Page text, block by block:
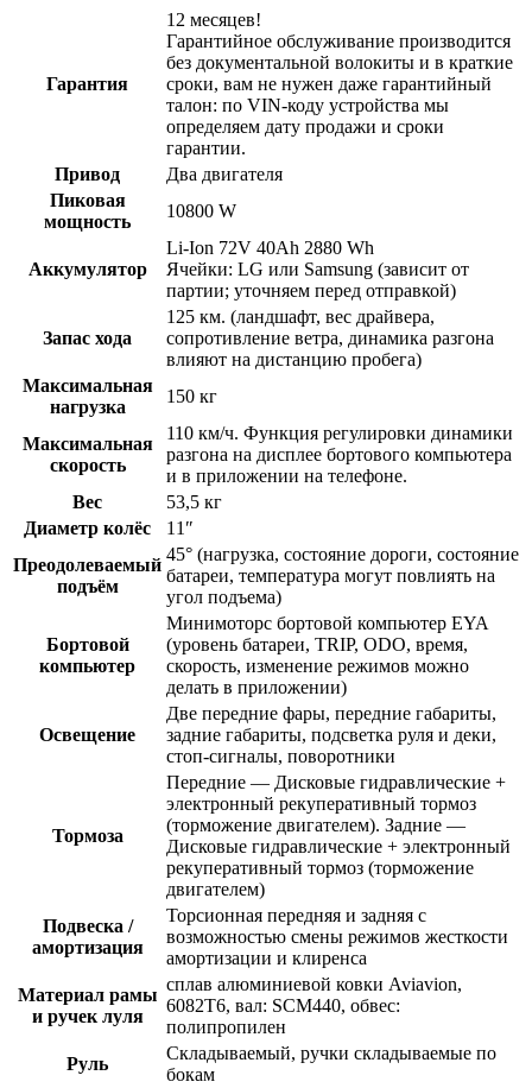
Гарантия
12 месяцев!
Гарантийное обслуживание производится
без документальной волокиты и в краткие
сроки, вам не нужен даже гарантийный
талон: по VIN-коду устройства мы
определяем дату продажи и сроки
гарантии.
Привод
Два двигателя
Пиковая
мощность
10800 W
Аккумулятор
Li-Ion 72V 40Ah 2880 Wh
Ячейки: LG или Samsung (зависит от
партии; уточняем перед отправкой)
Запас хода
125 км. (ландшафт, вес драйвера,
сопротивление ветра, динамика разгона
влияют на дистанцию пробега)
Максимальная
нагрузка
150 кг
Максимальная
скорость
110 км/ч. Функция регулировки динамики
разгона на дисплее бортового компьютера
и в приложении на телефоне.
Вес
53,5 кг
Диаметр колёс
11″
Преодолеваемый
подъём
45° (нагрузка, состояние дороги, состояние
батареи, температура могут повлиять на
угол подъема)
Бортовой
компьютер
Минимоторс бортовой компьютер EYA
(уровень батареи, TRIP, ODO, время,
скорость, изменение режимов можно
делать в приложении)
Освещение
Две передние фары, передние габариты,
задние габариты, подсветка руля и деки,
стоп-сигналы, поворотники
Тормоза
Передние — Дисковые гидравлические +
электронный рекуперативный тормоз
(торможение двигателем). Задние —
Дисковые гидравлические + электронный
рекуперативный тормоз (торможение
двигателем)
Подвеска /
амортизация
Торсионная передняя и задняя с
возможностью смены режимов жесткости
амортизации и клиренса
Материал рамы
и ручек луля
сплав алюминиевой ковки Aviavion,
6082T6, вал: SCM440, обвес:
полипропилен
Руль
Складываемый, ручки cкладываемые по
бокам